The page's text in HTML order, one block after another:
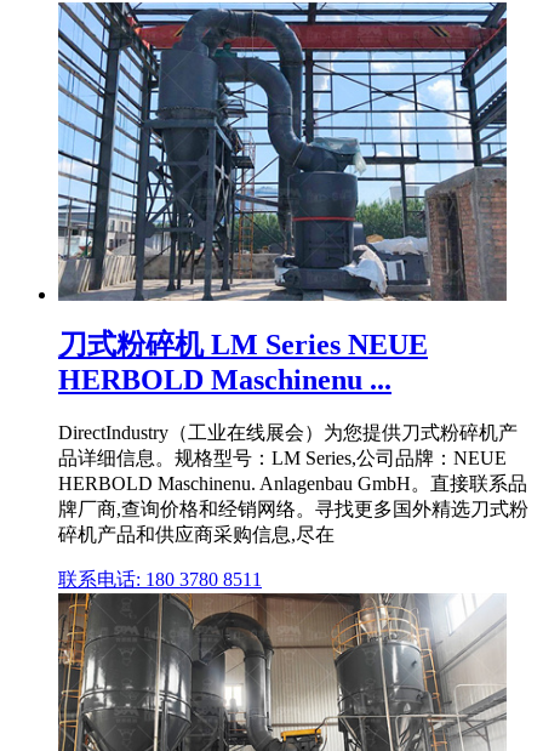
刀式粉碎机 LM Series NEUE
HERBOLD Maschinenu ...
DirectIndustry（工业在线展会）为您提供刀式粉碎机产
品详细信息。规格型号：LM Series,公司品牌：NEUE
HERBOLD Maschinenu. Anlagenbau GmbH。直接联系品
牌厂商,查询价格和经销网络。寻找更多国外精选刀式粉
碎机产品和供应商采购信息,尽在
联系电话: 180 3780 8511